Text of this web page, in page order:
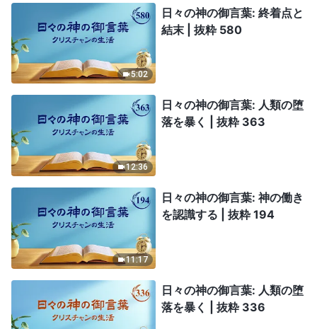
5:02
日々の神の御言葉: 終着点と
結末 | 抜粋 580
12:36
日々の神の御言葉: 人類の堕
落を暴く | 抜粋 363
11:17
日々の神の御言葉: 神の働き
を認識する | 抜粋 194
日々の神の御言葉: 人類の堕
落を暴く | 抜粋 336